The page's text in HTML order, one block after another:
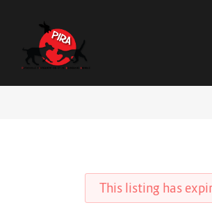
This listing has